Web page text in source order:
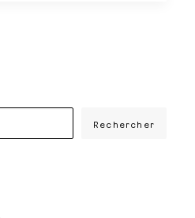
Rechercher